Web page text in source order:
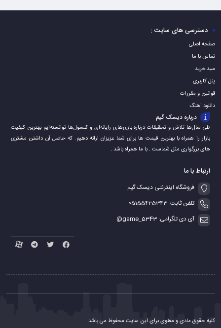
به
دسترسی های سایت :
صفحه اصلی
تماس با ما
سبد خرید
پنل کاربری
قوانین و مقررات
دانلود اهنگ
درباره دیسک گیم
طی سال‌ها تلاش و تحقیقات درباره بازی‌های رایانه‌ای و کنسول‌ها توانسته‌ایم بهترین کیفیت
بازار را همراه با بهترین قیمت ها برای شما عزیزان ارائه دهیم. که حاصل آن داشتن مشتری
های بزرگواری مثل شماست . با ما همراه باشد .
ارتباط با ما
فروشگاه اینترنتی دیسک گیم
تلفن ثابت: 05155425343
آی دی تلگرامی: game_5343@
کلیه حقوق مادی و معنوی برای این سایت محفوظ می باشد